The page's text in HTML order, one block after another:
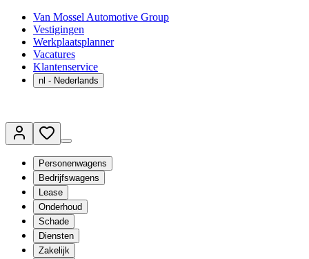
Van Mossel Automotive Group
Vestigingen
Werkplaatsplanner
Vacatures
Klantenservice
nl - Nederlands
Personenwagens
Bedrijfswagens
Lease
Onderhoud
Schade
Diensten
Zakelijk